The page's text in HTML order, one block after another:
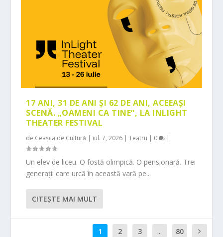
17 ANI, 31 DE ANI ȘI 62 DE ANI, ACEEAȘI
SCENĂ. „OAMENI CA TINE”, LA INLIGHT
THEATER FESTIVAL
de Ceașca de Cultură | iul. 7, 2026 |Teatru | 0 |
Un elev de liceu. O fostă olimpică. O pensionară. Trei
generații care urcă în această vară pe...
CITEŞTE MAI MULT
1 2 3 ... 80